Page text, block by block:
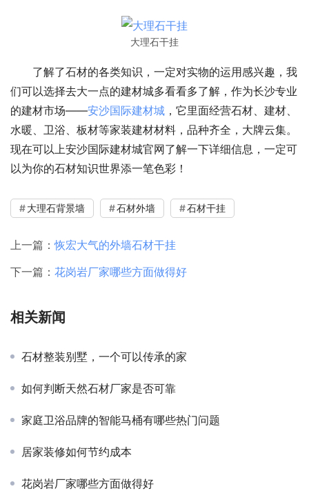
大理石干挂
了解了石材的各类知识，一定对实物的运用感兴趣，我
们可以选择去大一点的建材城多看看多了解，作为长沙专业
的建材市场——安沙国际建材城 ，它里面经营石材、建材、
水暖、卫浴、板材等家装建材材料，品种齐全，大牌云集。
现在可以上安沙国际建材城官网了解一下详细信息，一定可
以为你的石材知识世界添一笔色彩！
大理石背景墙 石材外墙 石材干挂
上一篇：恢宏大气的外墙石材干挂
下一篇： 花岗岩厂家哪些方面做得好
相关新闻
石材整装别墅，一个可以传承的家
如何判断天然石材厂家是否可靠
家庭卫浴品牌的智能马桶有哪些热门问题
居家装修如何节约成本
花岗岩厂家哪些方面做得好